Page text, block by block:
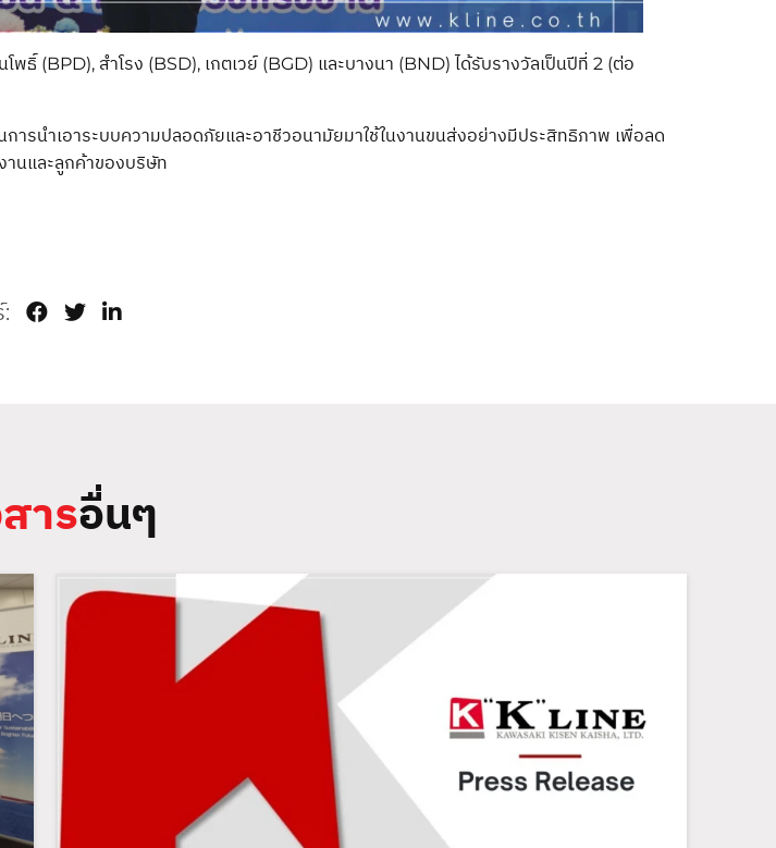
(BPD), สำโรง (BSD), เกตเวย์ (BGD) และบางนา (BND) ได้รับรางวัลเป็นปีที่ 2 (ต่อ
ารนำเอาระบบความปลอดภัยและอาชีวอนามัยมาใช้ในงานขนส่งอย่างมีประสิทธิภาพ เพื่อลด
านและลูกค้าของบริษัท
ารอื่นๆ